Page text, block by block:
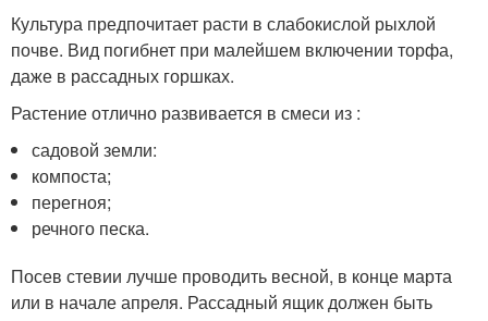
Культура предпочитает расти в слабокислой рыхлой
почве. Вид погибнет при малейшем включении торфа,
даже в рассадных горшках.
Растение отлично развивается в смеси из :
садовой земли:
компоста;
перегноя;
речного песка.
Посев стевии лучше проводить весной, в конце марта
или в начале апреля. Рассадный ящик должен быть